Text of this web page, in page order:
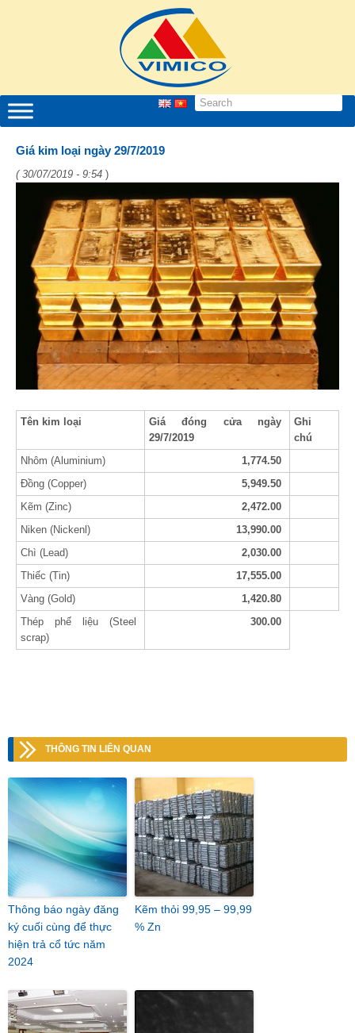
Giá kim loại ngày 29/7/2019
( 30/07/2019 - 9:54 )
Tên kim loại
Giá đóng cửa ngày
29/7/2019
Ghi
chú
Nhôm (Aluminium)
1,774.50
Đồng (Copper)
5,949.50
Kẽm (Zinc)
2,472.00
Niken (Nickenl)
13,990.00
Chì (Lead)
2,030.00
Thiếc (Tin)
17,555.00
Vàng (Gold)
1,420.80
Thép phế liệu (Steel
scrap)
300.00
THÔNG TIN LIÊN QUAN
Thông báo ngày đăng
ký cuối cùng để thực
hiện trả cổ tức năm
2024
Kẽm thỏi 99,95 – 99,99
% Zn